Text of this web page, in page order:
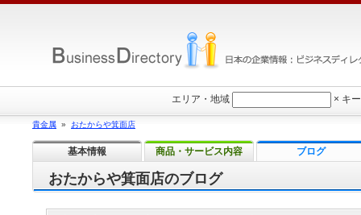
おたからや箕面店のブログ
エリア・地域 × キ
貴金属 » おたからや箕面店
基本情報 商品・サービス内容 ブログ